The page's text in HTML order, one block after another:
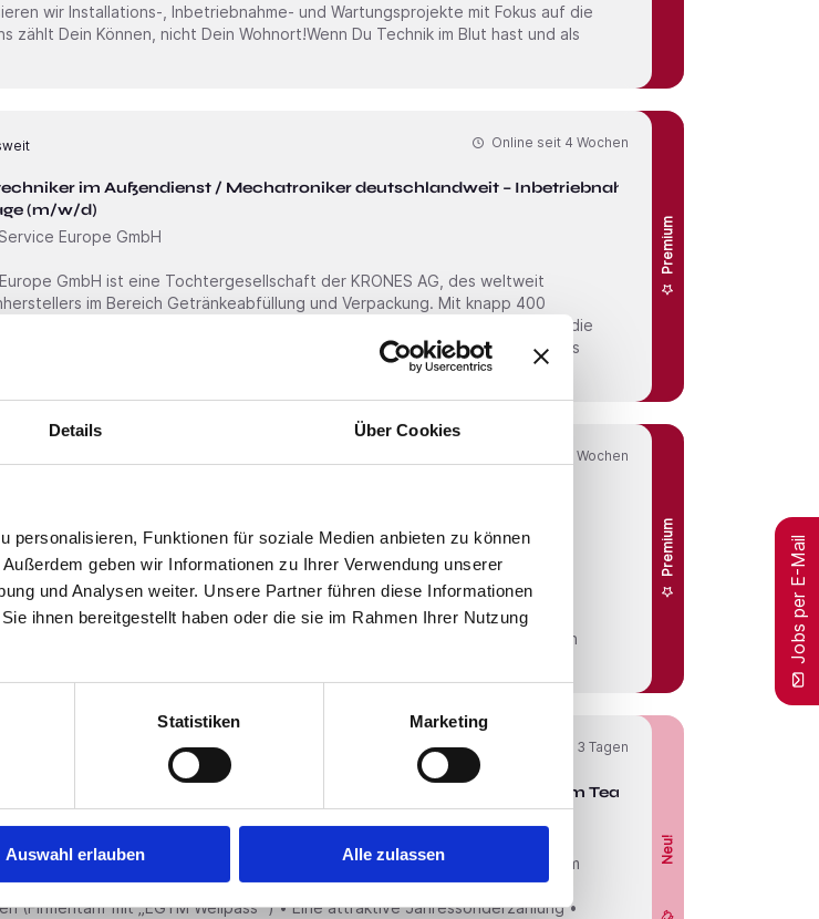
Details Über Cookies
personalisieren, Funktionen für soziale Medien anbieten zu können
geben wir Informationen zu Ihrer Verwendung unserer
und Analysen weiter. Unsere Partner führen diese Informationen
ihnen bereitgestellt haben oder die sie im Rahmen Ihrer Nutzung
Statistiken Marketing
Auswahl erlauben Alle zulassen
wir Installations-, Inbetrieb­nahme- und Wartungs­projekte mit Fokus auf die
im Außendienst / Mechatroniker deutschlandweit – Inbetriebnahme
(m/w/d)
Europe GmbH
Premium
Online seit 4 Wochen
GmbH ist eine Tochter­gesellschaft der KRONES AG, des weltweit
im Bereich Getränke­abfüllung und Verpackung. Mit knapp 400
wir Installations-, Inbetrieb­nahme- und Wartungs­projekte mit Fokus auf die
of Entrepreneurship
Premium
4 Wochen
Darüber hinaus unterstützen wir ausgesuchte Franchise­
und Auswahl geeigneter Franchise-Partner.Zum Franchise-SystemDer
bei neutralen Rankings unter den TOP-25-Franchise-Unter­nehmen
Rodach
Fachkraft (m/w/d) – Wir suchen Zuwachs in unserem Team!
Neu!
3 Tagen
- 4600€ pro Monat • Betriebliches Gesundheitsmanagement (Massagen am
u.v.m.) • Breites Angebot von Sport-, Wellness- und
(Firmentarif mit „EGYM Wellpass“ ) • Eine attraktive Jahressonderzahlung •
Jobs per E-Mail